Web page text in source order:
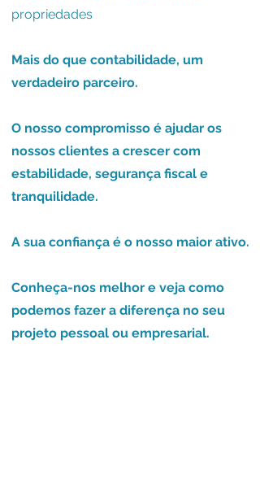
propriedades
Mais do que contabilidade, um
verdadeiro parceiro.
O nosso compromisso é ajudar os
nossos clientes a crescer com
estabilidade, segurança fiscal e
tranquilidade.
A sua confiança é o nosso maior ativo.
Conheça-nos melhor e veja como
podemos fazer a diferença no seu
projeto pessoal ou empresarial.